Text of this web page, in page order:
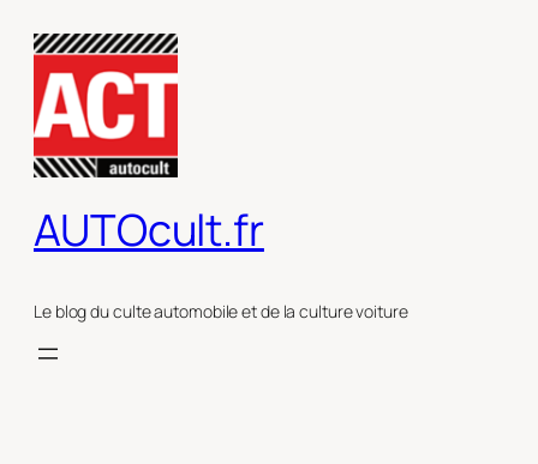
contenu
AUTOcult.fr
Le blog du culte automobile et de la culture voiture